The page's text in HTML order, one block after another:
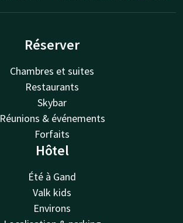
Réserver
Chambres et suites
Restaurants
Skybar
Réunions & événements
Forfaits
Hôtel
Été à Gand
Valk kids
Environs